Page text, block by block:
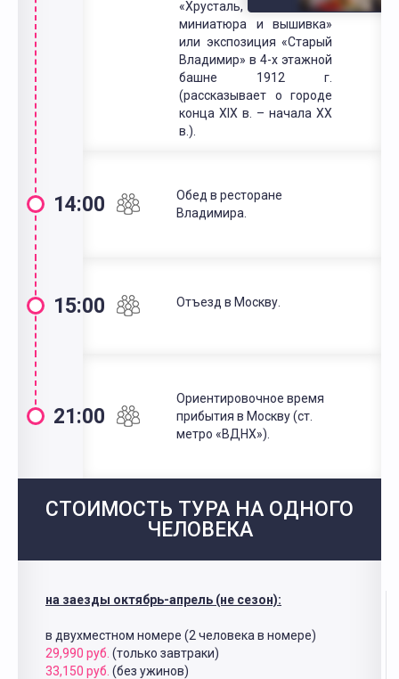
«Хрусталь, лаковая
миниатюра и вышивка»
или экспозиция «Старый
Владимир» в 4-х этажной
башне 1912 г.
(рассказывает о городе
конца XIX в. – начала XX
в.).
14:00
Обед в ресторане
Владимира.
15:00 Отъезд в Москву.
21:00
Ориентировочное время
прибытия в Москву (ст.
метро «ВДНХ»).
СТОИМОСТЬ ТУРА НА ОДНОГО
ЧЕЛОВЕКА
на заезды октябрь-апрель (не сезон):
в двухместном номере (2 человека в номере)
29,990 руб. (только завтраки)
33,150 руб. (без ужинов)